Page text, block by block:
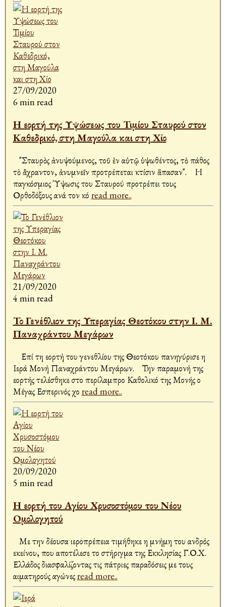
27/09/2020
6 min read
Η εορτή της Υψώσεως του Τιμίου Σταυρού στον
Καθεδρικό, στη Μαγούλα και στη Χίο
"Σταυρὸς ἀνυψούμενος, τοῦ ἐν αὐτῷ ὑψωθέντος, τὸ πάθος
τὸ ἄχραντον, ἀνυμνεῖν προτρέπεται κτίσιν ἅπασαν". Η
παγκόσμιος Ύψωσις του Σταυρού προτρέπει τους
Ορθοδόξους ανά τον κό read more..
21/09/2020
4 min read
Το Γενέθλιον της Υπεραγίας Θεοτόκου στην Ι. Μ.
Παναχράντου Μεγάρων
Επί τη εορτή του γενεθλίου της Θεοτόκου πανηγύρισε η
Ιερά Μονή Παναχράντου Μεγάρων. Την παραμονή της
εορτής τελέσθηκε στο περίλαμπρο Καθολικό της Μονής ο
Μέγας Εσπερινός χο read more..
20/09/2020
5 min read
Η εορτή του Αγίου Χρυσοστόμου του Νέου
Ομολογητού
Με την δέουσα ιεροπρέπεια τιμήθηκε η μνήμη του ανδρός
εκείνου, που αποτέλεσε το στήριγμα της Εκκλησίας Γ.Ο.Χ.
Ελλάδος διασφαλίζοντας τις πάτριες παραδόσεις με τους
αιματηρούς αγώνεςread more..